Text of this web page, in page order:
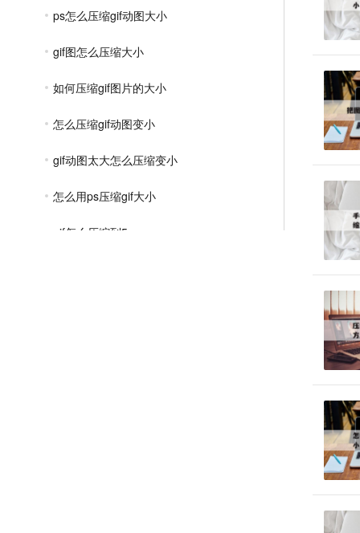
ps怎么压缩gif动图大小
gif图怎么压缩大小
如何压缩gif图片的大小
怎么压缩gif动图变小
gif动图太大怎么压缩变小
怎么用ps压缩gif大小
gif怎么压缩到5m